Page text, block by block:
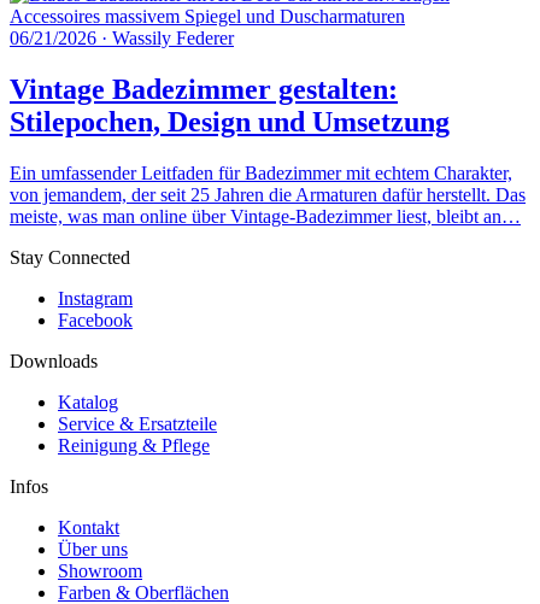
06/21/2026 · Wassily Federer
Vintage Badezimmer gestalten:
Stilepochen, Design und Umsetzung
Ein umfassender Leitfaden für Badezimmer mit echtem Charakter,
von jemandem, der seit 25 Jahren die Armaturen dafür herstellt. Das
meiste, was man online über Vintage-Badezimmer liest, bleibt an…
Stay Connected
Instagram
Facebook
Downloads
Katalog
Service & Ersatzteile
Reinigung & Pflege
Infos
Kontakt
Über uns
Showroom
Farben & Oberflächen